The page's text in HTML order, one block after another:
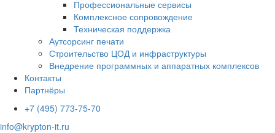
Профессиональные сервисы
Комплексное сопровождение
Техническая поддержка
Аутсорсинг печати
Строительство ЦОД и инфраструктуры
Внедрение программных и аппаратных комплексов
Контакты
Партнёры
+7 (495) 773-75-70
info@krypton-it.ru